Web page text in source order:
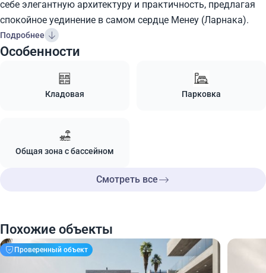
себе элегантную архитектуру и практичность, предлагая
спокойное уединение в самом сердце Менеу (Ларнака).
Подробнее
Особенности
Кладовая Парковка
Общая зона с бассейном
Смотреть все
Похожие объекты
Проверенный объект